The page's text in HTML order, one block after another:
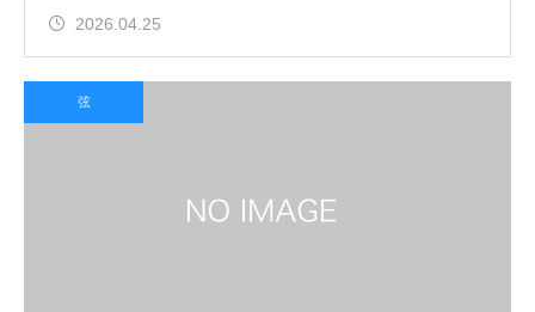
2026.04.25
弦